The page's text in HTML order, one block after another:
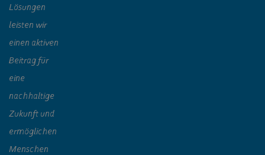
Lösungen
leisten wir
einen aktiven
Beitrag für
eine
nachhaltige
Zukunft und
ermöglichen
Menschen